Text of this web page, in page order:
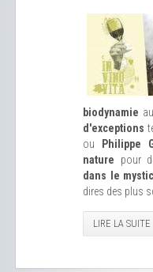
biodynamie
d'exceptions
ou Philippe
nature pour
dans le
dires des plus
LIRE LA SUITE